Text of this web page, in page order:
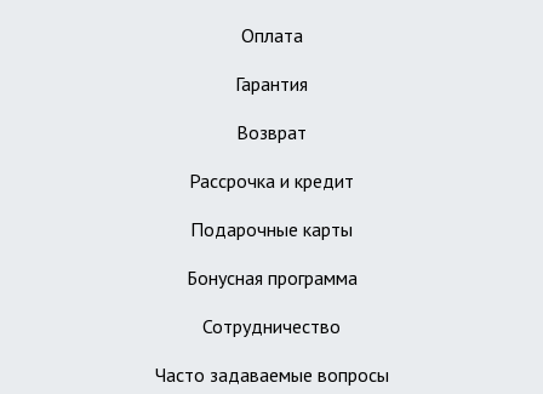
Оплата
Гарантия
Возврат
Рассрочка и кредит
Подарочные карты
Бонусная программа
Сотрудничество
Часто задаваемые вопросы